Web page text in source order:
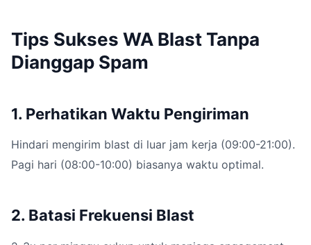
Tips Sukses WA Blast Tanpa
Dianggap Spam
1. Perhatikan Waktu Pengiriman
Hindari mengirim blast di luar jam kerja (09:00-21:00).
Pagi hari (08:00-10:00) biasanya waktu optimal.
2. Batasi Frekuensi Blast